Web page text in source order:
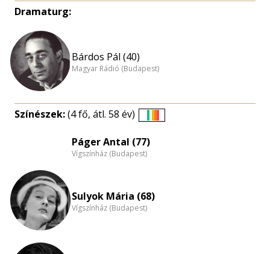
Dramaturg:
Bárdos Pál (40)
Magyar Rádió (Budapest)
Színészek:(4 fő, átl. 58 év)
Páger Antal (77)
Vígszínház (Budapest)
Sulyok Mária (68)
Vígszínház (Budapest)